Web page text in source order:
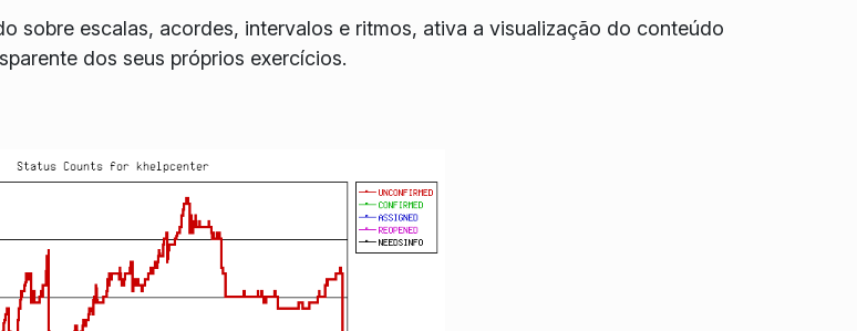
sobre escalas, acordes, intervalos e ritmos, ativa a visualização do conteúdo
dos seus próprios exercícios.